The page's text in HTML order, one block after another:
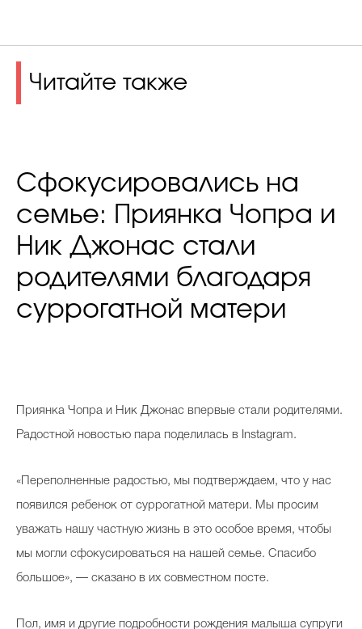
Читайте также
Сфокусировались на
семье: Приянка Чопра и
Ник Джонас стали
родителями благодаря
суррогатной матери
Приянка Чопра и Ник Джонас впервые стали родителями.
Радостной новостью пара поделилась в Instagram.
«Переполненные радостью, мы подтверждаем, что у нас
появился ребенок от суррогатной матери. Мы просим
уважать нашу частную жизнь в это особое время, чтобы
мы могли сфокусироваться на нашей семье. Спасибо
большое», — сказано в их совместном посте.
Пол, имя и другие подробности рождения малыша супруги